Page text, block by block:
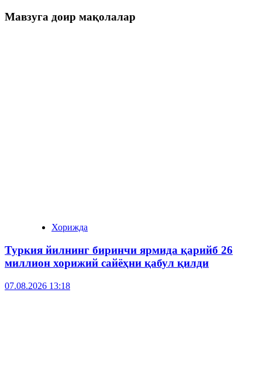
Мавзуга доир мақолалар
Хорижда
Туркия йилнинг биринчи ярмида қарийб 26
миллион хорижий сайёҳни қабул қилди
07.08.2026 13:18